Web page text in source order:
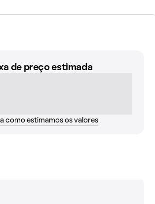
de preço estimada
como estimamos os valores